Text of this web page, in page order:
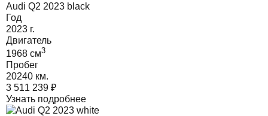
Audi Q2 2023 black
Год
2023 г.
Двигатель
1968 cм3
Пробег
20240 км.
3 511 239 ₽
Узнать подробнее